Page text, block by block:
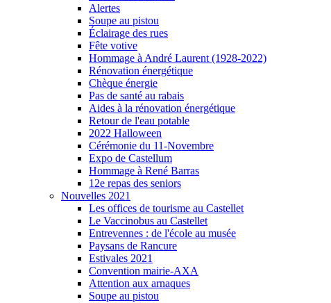
Alertes
Soupe au pistou
Éclairage des rues
Fête votive
Hommage à André Laurent (1928-2022)
Rénovation énergétique
Chèque énergie
Pas de santé au rabais
Aides à la rénovation énergétique
Retour de l'eau potable
2022 Halloween
Cérémonie du 11-Novembre
Expo de Castellum
Hommage à René Barras
12e repas des seniors
Nouvelles 2021
Les offices de tourisme au Castellet
Le Vaccinobus au Castellet
Entrevennes : de l'école au musée
Paysans de Rancure
Estivales 2021
Convention mairie-AXA
Attention aux arnaques
Soupe au pistou